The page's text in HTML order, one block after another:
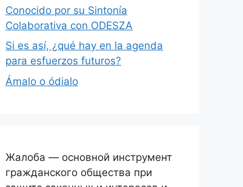
Conocido por su Sintonía
Colaborativa con ODESZA
Si es así, ¿qué hay en la agenda
para esfuerzos futuros?
Ámalo o ódialo
Жалоба — основной инструмент
гражданского общества при